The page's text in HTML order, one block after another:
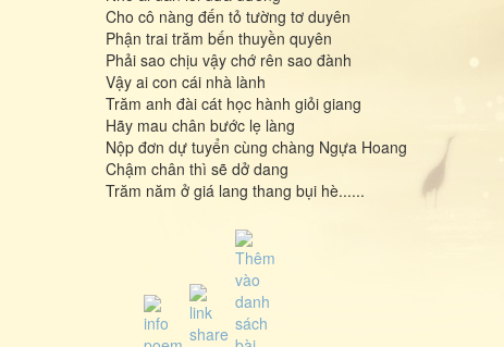
Cho cô nàng đến tỏ tường tơ duyên
Phận trai trăm bến thuyền quyên
Phải sao chịu vậy chớ rên sao đành
Vậy ai con cái nhà lành
Trăm anh đài cát học hành giỏi giang
Hãy mau chân bước lẹ làng
Nộp đơn dự tuyển cùng chàng Ngựa Hoang
Chậm chân thì sẽ dở dang
Trăm năm ở giá lang thang bụi hè......